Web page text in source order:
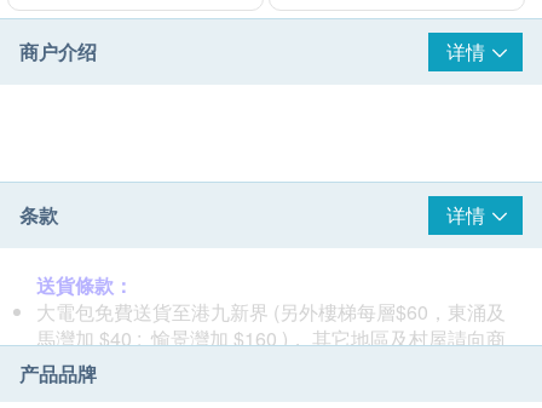
商户介绍 详情
条款 详情
送貨條款：
大電包免費送貨至港九新界 (另外樓梯每層$60，東涌及
馬灣加 $40 ; 愉景灣加 $160 )， 其它地區及村屋請向商
戶查詢另行報價。
購買 小電產品總額滿HK$
产品品牌